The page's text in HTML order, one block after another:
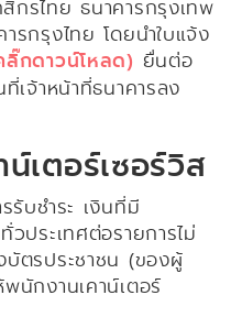
กรไทย ธนาคารกรุงเทพ
รกรุงไทย โดยนำใบแจ้ง
กดาวน์โหลด) ยื่นต่อ
เจ้าหน้าที่ธนาคารลง
น์เตอร์เซอร์วิส
รับชำระ เงินที่มี
วประเทศต่อรายการไม่
ตรประชาชน (ของผู้
นักงานเคาน์เตอร์